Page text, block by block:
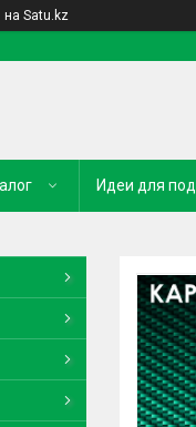
на Satu.kz
Идеи для